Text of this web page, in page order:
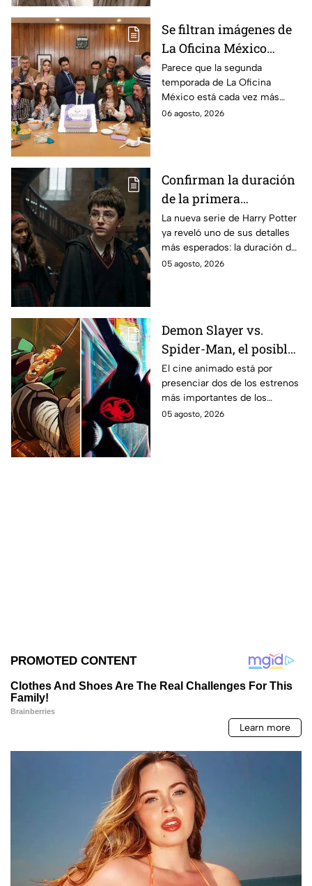
Se filtran imágenes de
La Oficina México
temporada 2 y un
detalle desata teorías
entre los fans
Parece que la segunda
temporada de La Oficina
México está cada vez más
cerca, pues el elenco ya se
06 agosto, 2026
Confirman la duración
de la primera
temporada de Harry
Potter y emocionará a
los fans de los libros
La nueva serie de Harry Potter
ya reveló uno de sus detalles
más esperados: la duración de
la primera temporada basada
05 agosto, 2026
Demon Slayer vs.
Spider-Man, el posible
gran enfrentamiento
en taquilla del 2027
El cine animado está por
presenciar dos de los estrenos
más importantes de los
últimos años.
05 agosto, 2026